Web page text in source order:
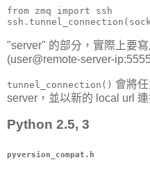
from zmq import ssh
"server" 的部分，實際上要
(user@remote-server-
tunnel_connection() 會將
server，並以新的 local url
Python 2.5, 3
pyversion_compat.h